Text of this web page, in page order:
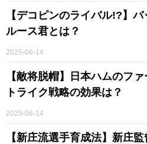
【デコピンのライバル!?】
ルース君とは？
2025-06-14
【敵将脱帽】日本ハムのフ
トライク戦略の効果は？
2025-06-14
【新庄流選手育成法】新庄